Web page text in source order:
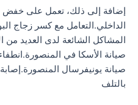
إضافة إلى ذلك، تعمل على خفض
الداخلي.التعامل مع كسر زجاج
المشاكل الشائعة لدى العديد
صيانة الأسكا في
صيانة يونيفرسال المنصورة.إصابة
بالتلف